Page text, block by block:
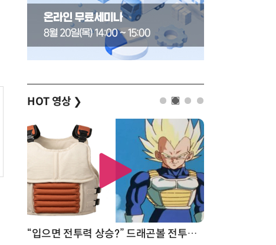
HOT 영상 ❯
“입으면 전투력 상승?” 드래곤볼 전투복 닮은 중량조끼